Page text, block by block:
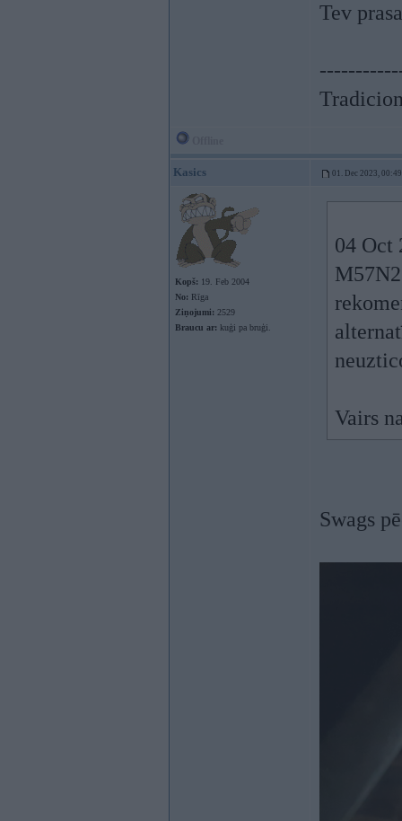
Tev
Kasics 01. Dec 2023, 00:49
Kopš: 19. Feb 2004
No: Rīga
Ziņojumi: 2529
Braucu ar: kuģi pa bruģi.
04 Oct
Vairs
Swags